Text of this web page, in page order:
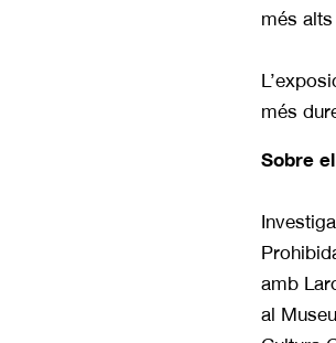
més
més
Sobre
amb
al